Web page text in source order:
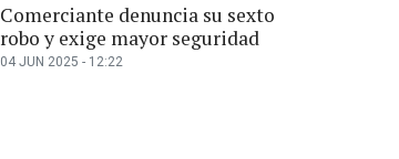
Comerciante denuncia su sexto
robo y exige mayor seguridad
04 JUN 2025 - 12:22